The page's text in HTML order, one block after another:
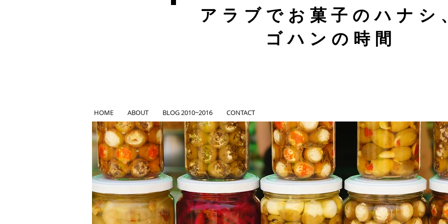
アラブでお菓子のハナシ
ゴハンの時間
HOME ABOUT BLOG 2010~2016 CONTACT